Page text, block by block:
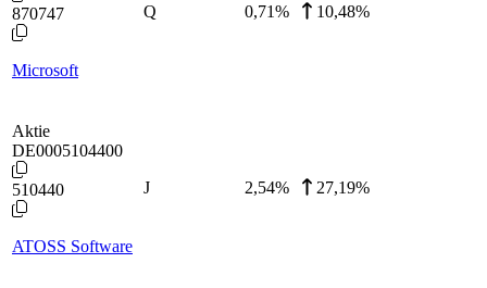
870747
Microsoft
Q 0,71% 10,48%
Aktie
DE0005104400
510440
ATOSS Software
J 2,54% 27,19%